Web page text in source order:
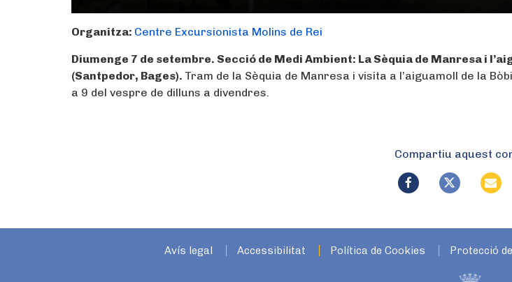
Organitza: Centre Excursionista Molins de Rei
Diumenge 7 de setembre. Secció de Medi Ambient: La Sèquia de Manresa i
(Santpedor, Bages). Tram de la Sèquia de Manresa i visita a l’aiguamoll de la
a 9 del vespre de dilluns a divendres.
Compartiu aquest
Avís legal Accessibilitat Política de Cookies Protecció